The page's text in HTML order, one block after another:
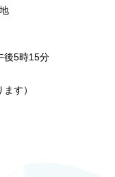
後5時15分
す）